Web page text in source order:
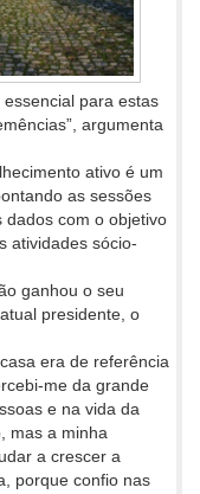
para estas
argumenta
ativo é um
as sessões
dados com o objetivo
atividades sócio-
ganhou o seu
presidente, o
era de referência
me da grande
e na vida da
mas a minha
a crescer a
porque confio nas